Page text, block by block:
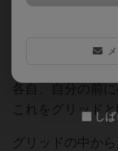
要素たっぷりな
て、大人は本気
各自、自分の前
これをグリッドと
グリッドの中か
し